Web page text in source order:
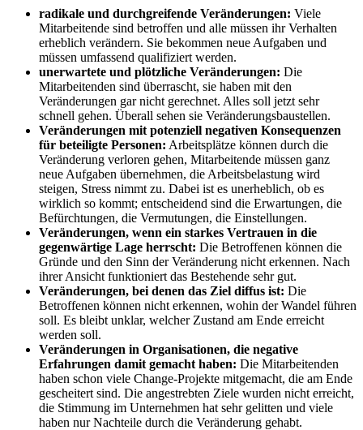
radikale und durchgreifende Veränderungen: Viele
Mitarbeitende sind betroffen und alle müssen ihr Verhalten
erheblich verändern. Sie bekommen neue Aufgaben und
müssen umfassend qualifiziert werden.
unerwartete und plötzliche Veränderungen: Die
Mitarbeitenden sind überrascht, sie haben mit den
Veränderungen gar nicht gerechnet. Alles soll jetzt sehr
schnell gehen. Überall sehen sie Veränderungsbaustellen.
Veränderungen mit potenziell negativen Konsequenzen
für beteiligte Personen: Arbeitsplätze können durch die
Veränderung verloren gehen, Mitarbeitende müssen ganz
neue Aufgaben übernehmen, die Arbeitsbelastung wird
steigen, Stress nimmt zu. Dabei ist es unerheblich, ob es
wirklich so kommt; entscheidend sind die Erwartungen, die
Befürchtungen, die Vermutungen, die Einstellungen.
Veränderungen, wenn ein starkes Vertrauen in die
gegenwärtige Lage herrscht: Die Betroffenen können die
Gründe und den Sinn der Veränderung nicht erkennen. Nach
ihrer Ansicht funktioniert das Bestehende sehr gut.
Veränderungen, bei denen das Ziel diffus ist: Die
Betroffenen können nicht erkennen, wohin der Wandel führen
soll. Es bleibt unklar, welcher Zustand am Ende erreicht
werden soll.
Veränderungen in Organisationen, die negative
Erfahrungen damit gemacht haben: Die Mitarbeitenden
haben schon viele Change-Projekte mitgemacht, die am Ende
gescheitert sind. Die angestrebten Ziele wurden nicht erreicht,
die Stimmung im Unternehmen hat sehr gelitten und viele
haben nur Nachteile durch die Veränderung gehabt.